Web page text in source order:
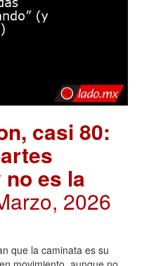
casi 80:
es la
2026
que la caminata es su